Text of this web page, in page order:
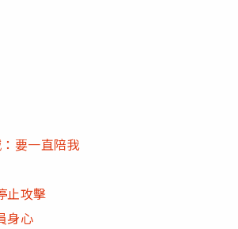
要一直陪我
止攻擊
身心